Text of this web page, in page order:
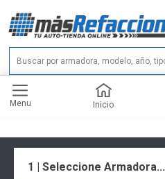
Menu Inicio
1 | Seleccione Armadora...